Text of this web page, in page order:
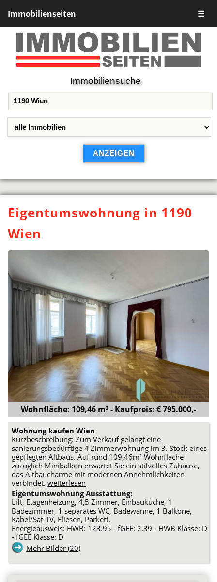
Immobilienseiten ☰
Immobiliensuche
Eigentumswohnung in 1190
Wien
Wohnfläche: 109,46 m² - Kaufpreis: € 795.000,-
Wohnung kaufen Wien
Kurzbeschreibung: Zum Verkauf gelangt eine
sanierungsbedürftige 4 Zimmerwohnung im 3. Stock eines
gepflegten Altbaus. Auf rund 109,46m² Wohnfläche
zuzüglich Minibalkon erwartet Sie ein stilvolles Zuhause,
das Altbaucharme mit modernen Annehmlichkeiten
verbindet.weiterlesen
Eigentumswohnung Ausstattung:
Lift, Etagenheizung, 4,5 Zimmer, Einbauküche, 1
Badezimmer, 1 separates WC, Badewanne, 1 Balkone,
Kabel/Sat-TV, Fliesen, Parkett.
Energieausweis: HWB: 123.95 - fGEE: 2.39 - HWB Klasse: D
- fGEE Klasse: D
Mehr Bilder (20)